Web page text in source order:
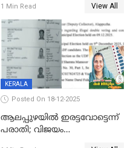
കോടി രൂപ
1 Min Read View All
KERALA
Posted On 18-12-2025
ആലപ്പുഴയിൽ ഇരട്ടവോട്ടെന്ന്
പരാതി; വിജയം